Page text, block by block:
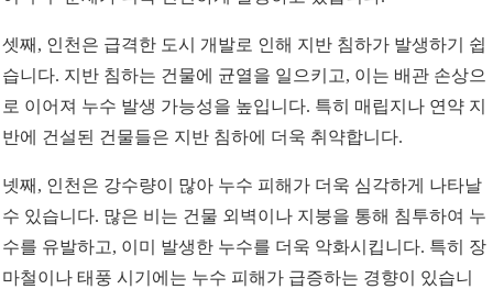
셋째, 인천은 급격한 도시 개발로 인해 지반 침하가 발생하기 쉽
습니다. 지반 침하는 건물에 균열을 일으키고, 이는 배관 손상으
로 이어져 누수 발생 가능성을 높입니다. 특히 매립지나 연약 지
반에 건설된 건물들은 지반 침하에 더욱 취약합니다.
넷째, 인천은 강수량이 많아 누수 피해가 더욱 심각하게 나타날
수 있습니다. 많은 비는 건물 외벽이나 지붕을 통해 침투하여 누
수를 유발하고, 이미 발생한 누수를 더욱 악화시킵니다. 특히 장
마철이나 태풍 시기에는 누수 피해가 급증하는 경향이 있습니